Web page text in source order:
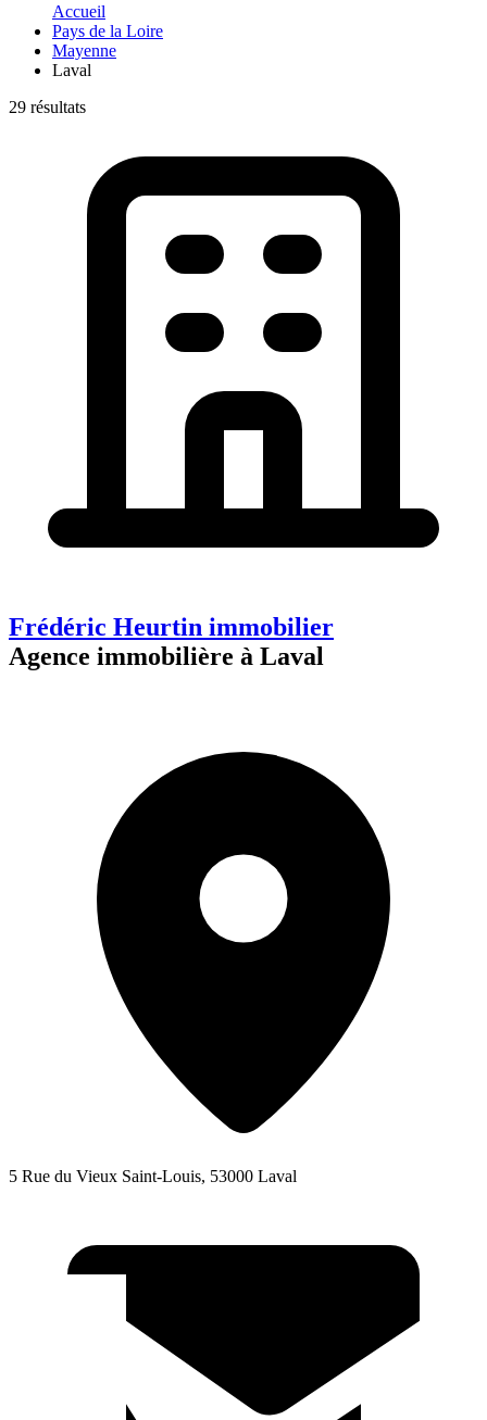
Accueil
Pays de la Loire
Mayenne
Laval
29 résultats
Frédéric Heurtin immobilier
Agence immobilière à Laval
5 Rue du Vieux Saint-Louis, 53000 Laval